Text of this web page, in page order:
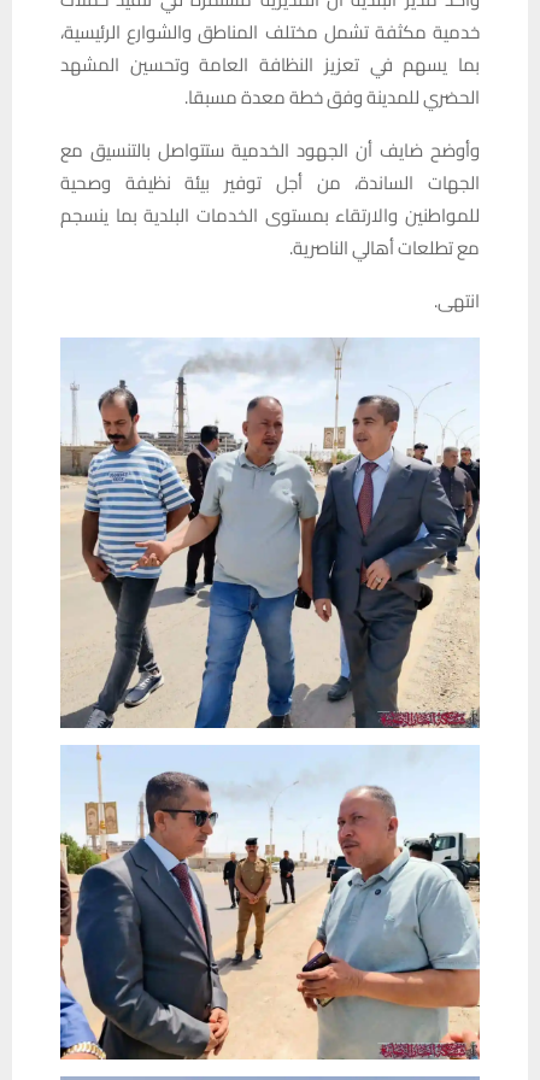
خدمية مكثفة تشمل مختلف المناطق والشوارع الرئيسية،
بما يسهم في تعزيز النظافة العامة وتحسين المشهد
الحضري للمدينة وفق خطة معدة مسبقا.
وأوضح ضايف أن الجهود الخدمية ستتواصل بالتنسيق مع
الجهات الساندة، من أجل توفير بيئة نظيفة وصحية
للمواطنين والارتقاء بمستوى الخدمات البلدية بما ينسجم
مع تطلعات أهالي الناصرية.
انتهى.